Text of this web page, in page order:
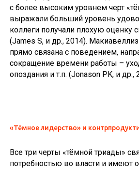
с более высоким уровнем черт
выражали больший уровень
коллеги получали плохую оценку
(James S, и др., 2014).
прямо связана с поведением,
сокращение времени работы –
опоздания и т.п. (Jonason PK, и др.,
«Тёмное лидерство» и
Все три черты «тёмной триады»
потребностью во власти и имеют